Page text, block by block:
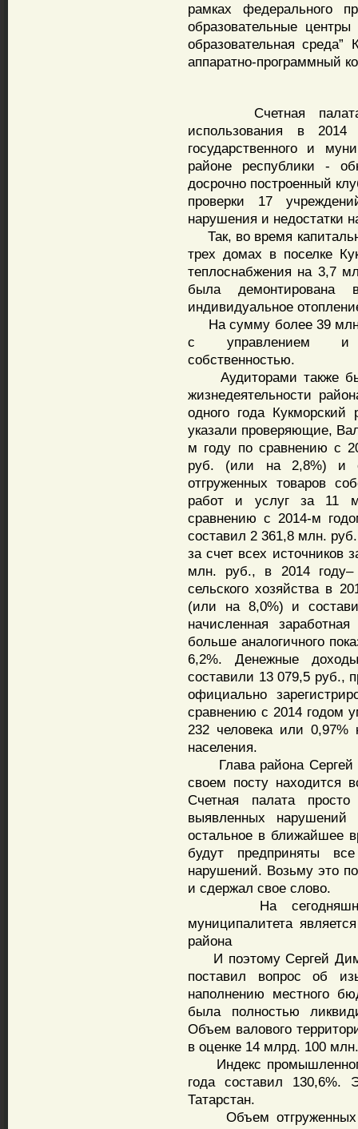
рамках федерального
образовательные
образовательная
аппаратно-программный
Счетная палата
использования в
государственного и
районе республики -
досрочно построенный
проверки 17
нарушения и недостатки
Так, во время
трех домах в поселке
теплоснабжения на 3,7
была
индивидуальное
На сумму более 39
с управлением и
собственностью.
Аудиторами также
жизнедеятельности
одного года Кукморский
указали проверяющие,
м году по сравнению с
руб. (или на 2,8%) и
отгруженных товаров
работ и услуг за 11
сравнению с 2014-м
составил 2 361,8 млн.
за счет всех источников
млн. руб., в 2014
сельского хозяйства в
(или на 8,0%) и
начисленная
больше аналогичного
6,2%. Денежные
составили 13 079,5 руб.,
официально
сравнению с 2014 годом
232 человека или 0,97%
населения.
Глава района Сергей
своем посту находится
Счетная палата
выявленных
остальное в ближайшее
будут предприняты
нарушений. Возьму это
и сдержал свое слово.
На сегодняшний
муниципалитета
района
И поэтому Сергей
поставил вопрос об
наполнению местного
была полностью
Объем валового
в оценке 14 млрд. 100
Индекс промышленного
года составил 130,6%.
Татарстан.
Объем отгруженных